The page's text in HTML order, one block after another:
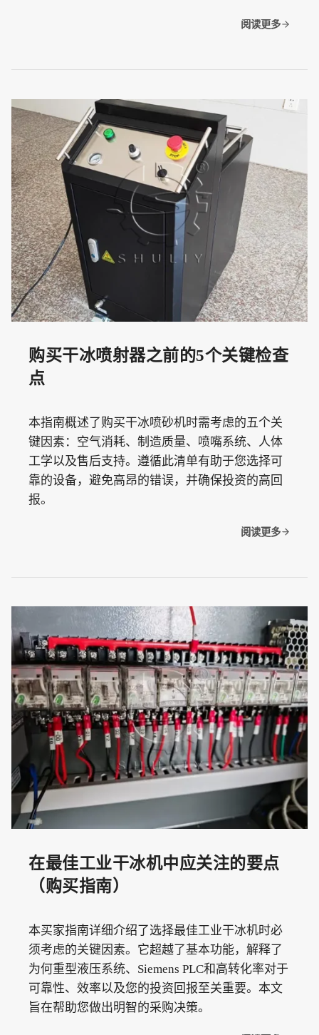
阅读更多
购买干冰喷射器之前的5个关键检查
点
本指南概述了购买干冰喷砂机时需考虑的五个关
键因素：空气消耗、制造质量、喷嘴系统、人体
工学以及售后支持。遵循此清单有助于您选择可
靠的设备，避免高昂的错误，并确保投资的高回
报。
阅读更多
在最佳工业干冰机中应关注的要点
（购买指南）
本买家指南详细介绍了选择最佳工业干冰机时必
须考虑的关键因素。它超越了基本功能，解释了
为何重型液压系统、Siemens PLC和高转化率对于
可靠性、效率以及您的投资回报至关重要。本文
旨在帮助您做出明智的采购决策。